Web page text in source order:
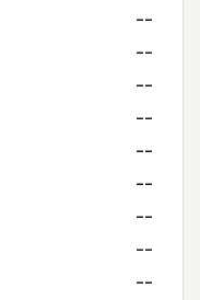
--
--
--
--
--
--
--
--
--